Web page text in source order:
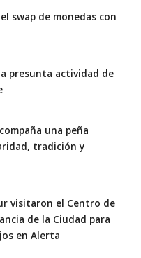
swap de monedas con
presunta actividad de
una peña
tradición y
visitaron el Centro de
de la Ciudad para
en Alerta